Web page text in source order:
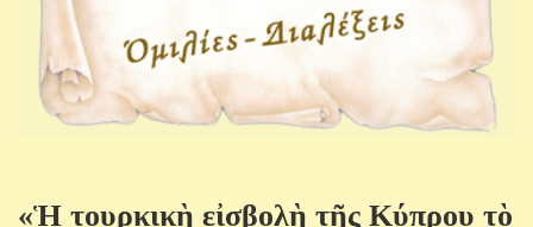
«Ἡ τουρκικὴ εἰσβολὴ τῆς Κύπρου τὸ